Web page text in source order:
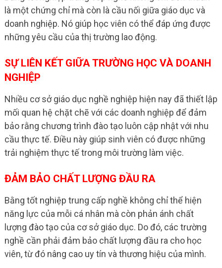
là một chứng chỉ mà còn là cầu nối giữa giáo dục và
doanh nghiệp. Nó giúp học viên có thể đáp ứng được
những yêu cầu của thị trường lao động.
SỰ LIÊN KẾT GIỮA TRƯỜNG HỌC VÀ DOANH
NGHIỆP
Nhiều cơ sở giáo dục nghề nghiệp hiện nay đã thiết lập
mối quan hệ chặt chẽ với các doanh nghiệp để đảm
bảo rằng chương trình đào tạo luôn cập nhật với nhu
cầu thực tế. Điều này giúp sinh viên có được những
trải nghiệm thực tế trong môi trường làm việc.
ĐẢM BẢO CHẤT LƯỢNG ĐẦU RA
Bằng tốt nghiệp trung cấp nghề không chỉ thể hiện
năng lực của mỗi cá nhân mà còn phản ánh chất
lượng đào tạo của cơ sở giáo dục. Do đó, các trường
nghề cần phải đảm bảo chất lượng đầu ra cho học
viên, từ đó nâng cao uy tín và thương hiệu của mình.